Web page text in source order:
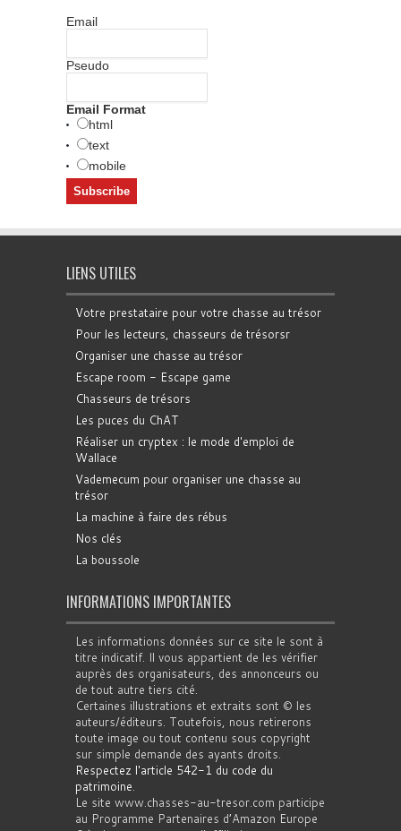
Email
Pseudo
Email Format
html
text
mobile
LIENS UTILES
Votre prestataire pour votre chasse au trésor
Pour les lecteurs, chasseurs de trésorsr
Organiser une chasse au trésor
Escape room - Escape game
Chasseurs de trésors
Les puces du ChAT
Réaliser un cryptex : le mode d'emploi de
Wallace
Vademecum pour organiser une chasse au
trésor
La machine à faire des rébus
Nos clés
La boussole
INFORMATIONS IMPORTANTES
Les informations données sur ce site le sont à
titre indicatif. Il vous appartient de les vérifier
auprès des organisateurs, des annonceurs ou
de tout autre tiers cité.
Certaines illustrations et extraits sont © les
auteurs/éditeurs. Toutefois, nous retirerons
toute image ou tout contenu sous copyright
sur simple demande des ayants droits.
Respectez l'article 542-1 du code du
patrimoine.
Le site www.chasses-au-tresor.com participe
au Programme Partenaires d’Amazon Europe